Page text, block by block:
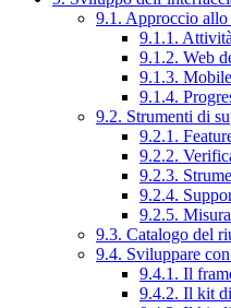
9.1. Approccio
9.1.1.
9.1.2. Web
9.1.3.
9.1.4.
9.2. Strumenti di
9.2.1.
9.2.2.
9.2.3.
9.2.4.
9.2.5.
9.3. Catalogo del
9.4. Sviluppare
9.4.1. Il
9.4.2. Il kit